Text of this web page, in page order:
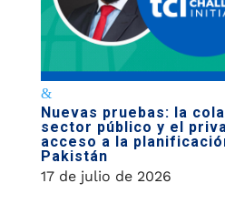
Nuevas pruebas: la
sector público y el
acceso a la
Pakistán
17 de julio de 2026